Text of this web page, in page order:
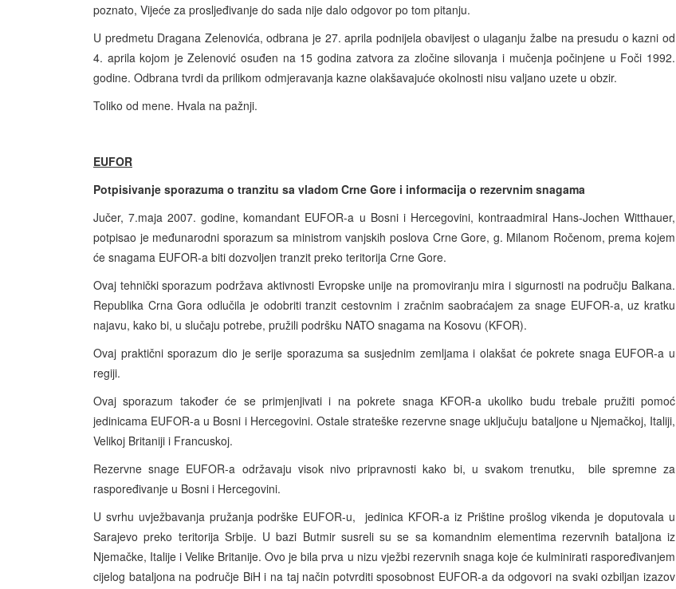
poznato, Vijeće za prosljeđivanje do sada nije dalo odgovor po tom pitanju.
U predmetu Dragana Zelenovića, odbrana je 27. aprila podnijela obavijest o ulaganju žalbe na presudu o kazni od
4. aprila kojom je Zelenović osuđen na 15 godina zatvora za zločine silovanja i mučenja počinjene u Foči 1992.
godine. Odbrana tvrdi da prilikom odmjeravanja kazne olakšavajuće okolnosti nisu valjano uzete u obzir.
Toliko od mene. Hvala na pažnji.
EUFOR
Potpisivanje sporazuma o tranzitu sa vladom Crne Gore i informacija o rezervnim snagama
Jučer, 7.maja 2007. godine, komandant EUFOR-a u Bosni i Hercegovini, kontraadmiral Hans-Jochen Witthauer,
potpisao je međunarodni sporazum sa ministrom vanjskih poslova Crne Gore, g. Milanom Ročenom, prema kojem
će snagama EUFOR-a biti dozvoljen tranzit preko teritorija Crne Gore.
Ovaj tehnički sporazum podržava aktivnosti Evropske unije na promoviranju mira i sigurnosti na području Balkana.
Republika Crna Gora odlučila je odobriti tranzit cestovnim i zračnim saobraćajem za snage EUFOR-a, uz kratku
najavu, kako bi, u slučaju potrebe, pružili podršku NATO snagama na Kosovu (KFOR).
Ovaj praktični sporazum dio je serije sporazuma sa susjednim zemljama i olakšat će pokrete snaga EUFOR-a u
regiji.
Ovaj sporazum također će se primjenjivati i na pokrete snaga KFOR-a ukoliko budu trebale pružiti pomoć
jedinicama EUFOR-a u Bosni i Hercegovini. Ostale strateške rezervne snage uključuju bataljone u Njemačkoj, Italiji,
Velikoj Britaniji i Francuskoj.
Rezervne snage EUFOR-a održavaju visok nivo pripravnosti kako bi, u svakom trenutku, bile spremne za
raspoređivanje u Bosni i Hercegovini.
U svrhu uvježbavanja pružanja podrške EUFOR-u, jedinica KFOR-a iz Prištine prošlog vikenda je doputovala u
Sarajevo preko teritorija Srbije. U bazi Butmir susreli su se sa komandnim elementima rezervnih bataljona iz
Njemačke, Italije i Velike Britanije. Ovo je bila prva u nizu vježbi rezervnih snaga koje će kulminirati raspoređivanjem
cijelog bataljona na područje BiH i na taj način potvrditi sposobnost EUFOR-a da odgovori na svaki ozbiljan izazov